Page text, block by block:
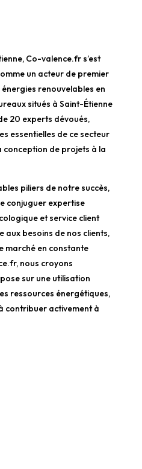
Co-valence.fr s’est
un acteur de premier
renouvelables en
situés à Saint-Étienne
20 experts dévoués,
essentielles de ce secteur
conception de projets à la
piliers de notre succès,
conjuguer expertise
et service client
besoins de nos clients,
marché en constante
nous croyons
sur une utilisation
ressources énergétiques,
contribuer activement à